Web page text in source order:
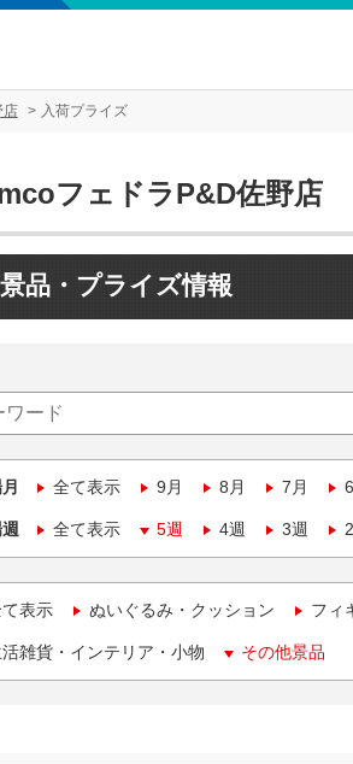
店 入荷プライズ
フェドラP&D佐野店
品・プライズ情報
月 全て表示 9月 8月 7月
週 全て表示 5週 4週 3週
表示 ぬいぐるみ・クッション フィ
雑貨・インテリア・小物 その他景品